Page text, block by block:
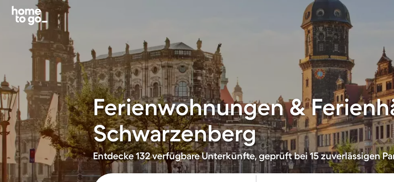
Ferienwohnungen &
Schwarzenberg
Entdecke 132 verfügbare Unterkünfte, geprüft bei 15 zuverlässigen